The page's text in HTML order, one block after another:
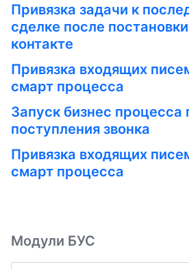
Привязка задачи к
сделке после
контакте
Привязка входящих
смарт процесса
Запуск бизнес процесса
поступления звонка
Привязка входящих
смарт процесса
Модули БУС